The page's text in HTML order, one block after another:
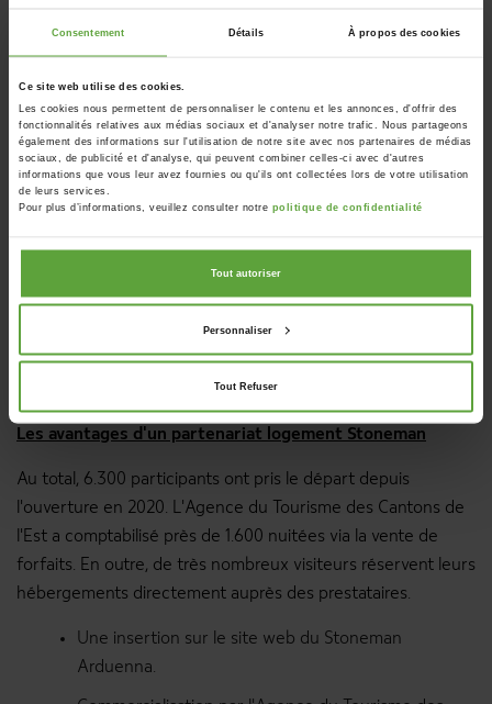
Consentement Détails À propos des cookies
Ce site web utilise des cookies.
Les cookies nous permettent de personnaliser le contenu et les annonces, d'offrir des
fonctionnalités relatives aux médias sociaux et d'analyser notre trafic. Nous partageons
également des informations sur l'utilisation de notre site avec nos partenaires de médias
sociaux, de publicité et d'analyse, qui peuvent combiner celles-ci avec d'autres
informations que vous leur avez fournies ou qu'ils ont collectées lors de votre utilisation
de leurs services.
Pour plus d’informations, veuillez consulter notre politique de confidentialité
Tout autoriser
Personnaliser
Tout Refuser
et la possibilité de les nettoyer. Un kit de dépannage
Peuvent être réservés en ligne.
Outre ces conditions de base, l'établissement doit être situé
à 5 kilomètres maximum du parcours du Stoneman.
Dans le cadre du partenariat, une contribution marketing
annuelle de 220 euros (pour l'année 2023) est demandée.
Celle-ci couvre une partie des actions de marketing en
La participation est réservée aux membres de l'Agence du
Tourisme des Cantons de l'Est.
Les avantages d'un partenariat logement Stoneman
Au total, 6.300 participants ont pris le départ depuis
l'ouverture en 2020. L'Agence du Tourisme des Cantons de
l'Est a comptabilisé près de 1.600 nuitées via la vente de
forfaits. En outre, de très nombreux visiteurs réservent leurs
hébergements directement auprès des prestataires.
Une insertion sur le site web du Stoneman
Arduenna.